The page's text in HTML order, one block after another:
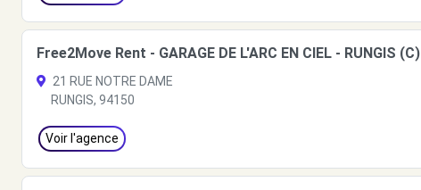
Free2Move Rent - GARAGE DE L'ARC EN CIEL - RUNGIS (C)
21 RUE NOTRE DAME
RUNGIS, 94150
Voir l'agence